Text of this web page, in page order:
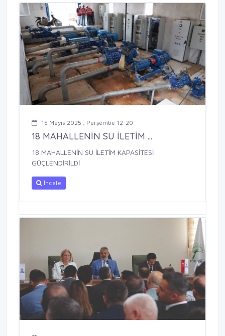
15 Mayıs 2025 , Perşembe 12:20
18 MAHALLENİN SU İLETİM ...
18 MAHALLENİN SU İLETİM KAPASİTESİ
GÜÇLENDİRİLDİ
İncele